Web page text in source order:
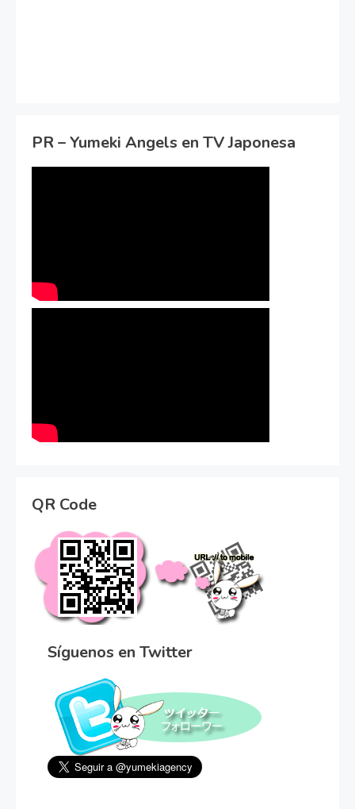
PR – Yumeki Angels en TV Japonesa
QR Code
Síguenos en Twitter